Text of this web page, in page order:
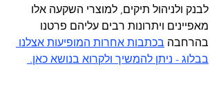
לבנק ולניהול תיקים, למוצרי השקעה אלו
מאפיינים ויתרונות רבים עליהם פרטנו
בהרחבה בכתבות אחרות המופיעות אצלנו
בבלוג - ניתן להמשיך ולקרוא בנושא כאן.